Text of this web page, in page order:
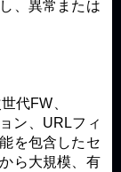
、異常または
代FW、
ン、URLフィ
を包含したセ
ら大規模、有